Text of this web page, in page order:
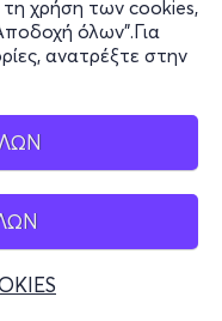
τη χρήση των cookies,
όλων".Για
ανατρέξτε στην